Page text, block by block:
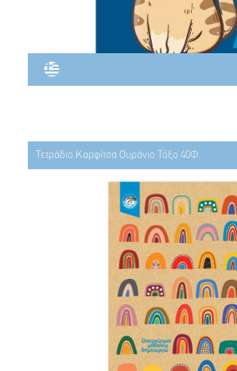
Τετράδιο Καρφίτσα Ουράνιο Τόξο 40Φ.